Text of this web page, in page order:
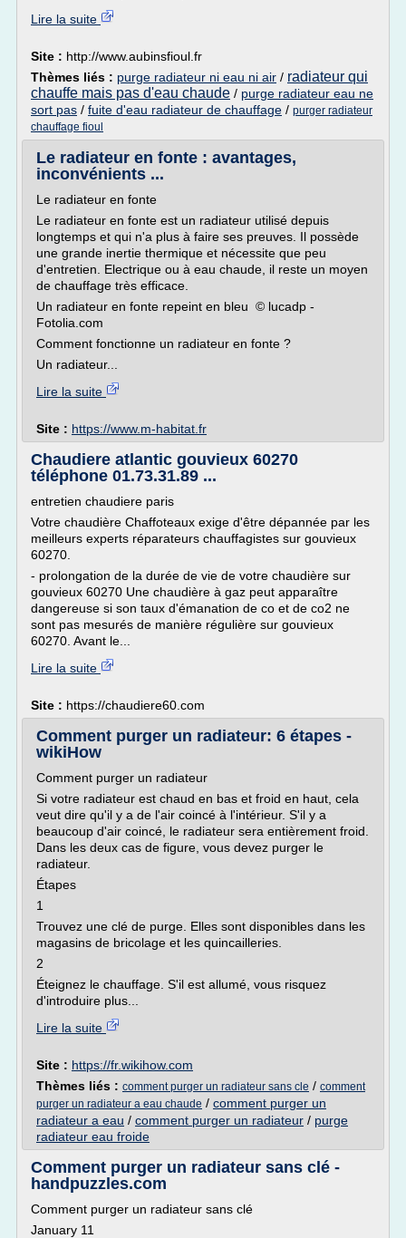
Lire la suite
Site : http://www.aubinsfioul.fr
Thèmes liés : purge radiateur ni eau ni air / radiateur qui
chauffe mais pas d'eau chaude / purge radiateur eau ne
sort pas / fuite d'eau radiateur de chauffage / purger radiateur
chauffage fioul
Le radiateur en fonte : avantages,
inconvénients ...
Le radiateur en fonte
Le radiateur en fonte est un radiateur utilisé depuis
longtemps et qui n'a plus à faire ses preuves. Il possède
une grande inertie thermique et nécessite que peu
d'entretien. Electrique ou à eau chaude, il reste un moyen
de chauffage très efficace.
Un radiateur en fonte repeint en bleu © lucadp -
Fotolia.com
Comment fonctionne un radiateur en fonte ?
Un radiateur...
Lire la suite
Site : https://www.m-habitat.fr
Chaudiere atlantic gouvieux 60270
téléphone 01.73.31.89 ...
entretien chaudiere paris
Votre chaudière Chaffoteaux exige d'être dépannée par les
meilleurs experts réparateurs chauffagistes sur gouvieux
60270.
- prolongation de la durée de vie de votre chaudière sur
gouvieux 60270 Une chaudière à gaz peut apparaître
dangereuse si son taux d'émanation de co et de co2 ne
sont pas mesurés de manière régulière sur gouvieux
60270. Avant le...
Lire la suite
Site : https://chaudiere60.com
Comment purger un radiateur: 6 étapes -
wikiHow
Comment purger un radiateur
Si votre radiateur est chaud en bas et froid en haut, cela
veut dire qu'il y a de l'air coincé à l'intérieur. S'il y a
beaucoup d'air coincé, le radiateur sera entièrement froid.
Dans les deux cas de figure, vous devez purger le
radiateur.
Étapes
1
Trouvez une clé de purge. Elles sont disponibles dans les
magasins de bricolage et les quincailleries.
2
Éteignez le chauffage. S'il est allumé, vous risquez
d'introduire plus...
Lire la suite
Site : https://fr.wikihow.com
Thèmes liés : comment purger un radiateur sans cle / comment
purger un radiateur a eau chaude / comment purger un
radiateur a eau / comment purger un radiateur / purge
radiateur eau froide
Comment purger un radiateur sans clé -
handpuzzles.com
Comment purger un radiateur sans clé
January 11